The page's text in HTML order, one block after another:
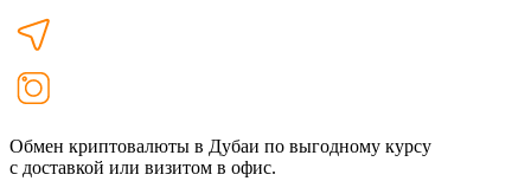
Обмен криптовалюты в Дубаи по выгодному курсу
с доставкой или визитом в офис.